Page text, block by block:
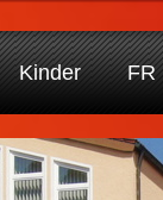
Kinder FR